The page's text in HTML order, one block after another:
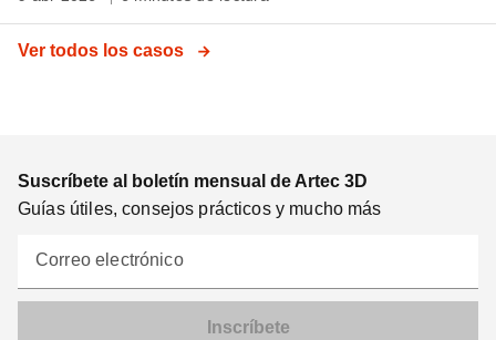
Ver todos los casos
Suscríbete al boletín mensual de Artec 3D
Guías útiles, consejos prácticos y mucho más
Correo electrónico